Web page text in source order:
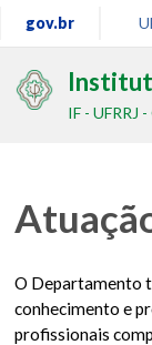
gov.br
IF - UFRRJ
O Departamento
conhecimento e
profissionais